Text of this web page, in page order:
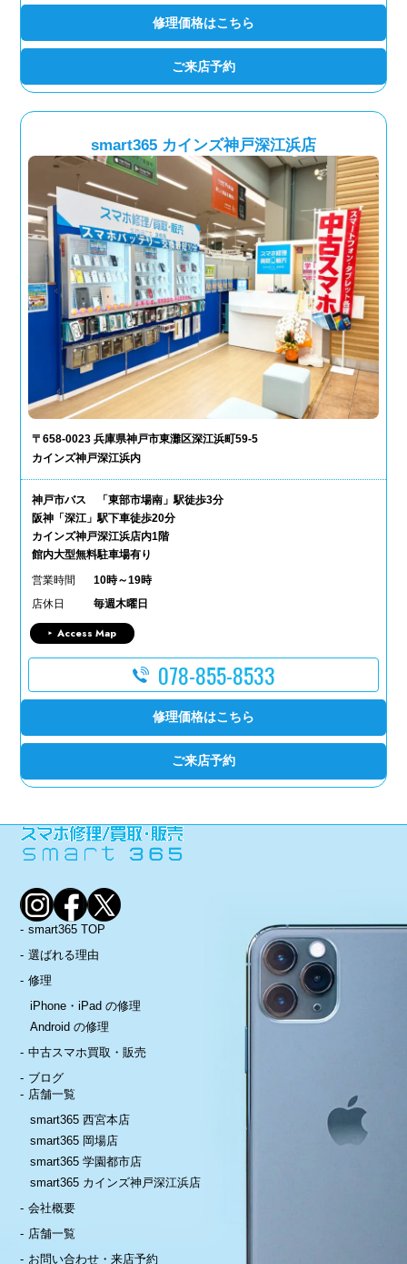
修理価格はこちら
ご来店予約
smart365 カインズ神戸深江浜店
〒658-0023 兵庫県神戸市東灘区深江浜町59-5
カインズ神戸深江浜内
神戸市バス 「東部市場南」駅徒歩3分
阪神「深江」駅下車徒歩20分
カインズ神戸深江浜店内1階
館内大型無料駐車場有り
営業時間
10時～19時
店休日
毎週木曜日
Access Map
078-855-8533
修理価格はこちら
ご来店予約
smart365 TOP
選ばれる理由
修理
iPhone・iPad の修理
Android の修理
中古スマホ買取・販売
ブログ
店舗一覧
smart365 西宮本店
smart365 岡場店
smart365 学園都市店
smart365 カインズ神戸深江浜店
会社概要
店舗一覧
お問い合わせ・来店予約